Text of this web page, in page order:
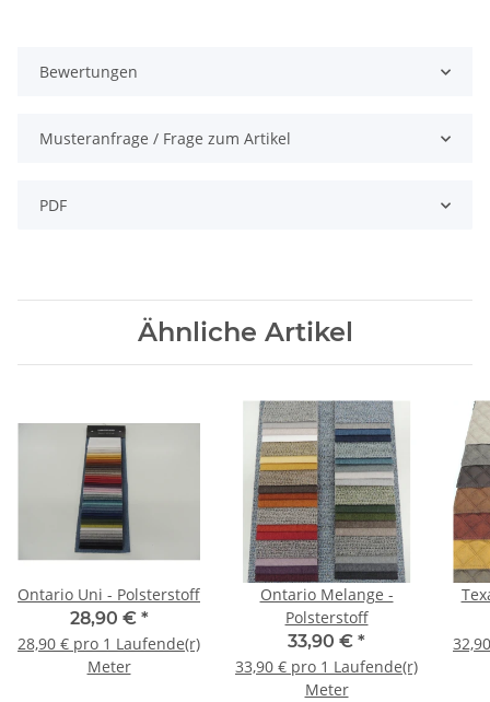
Bewertungen
Musteranfrage / Frage zum Artikel
PDF
Ähnliche Artikel
Ontario Uni - Polsterstoff
28,90 € *
28,90 € pro 1 Laufende(r)
Meter
Ontario Melange -
Polsterstoff
33,90 € *
33,90 € pro 1 Laufende(r)
Meter